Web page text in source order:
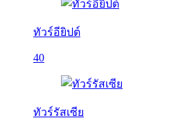
ทัวร์อียิปต์
40
ทัวร์รัสเซีย